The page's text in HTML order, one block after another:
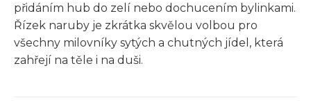
přidáním hub do zelí nebo dochucením bylinkami.
Řízek naruby je zkrátka skvělou volbou pro
všechny milovníky sytých a chutných jídel, která
zahřejí na těle i na duši.